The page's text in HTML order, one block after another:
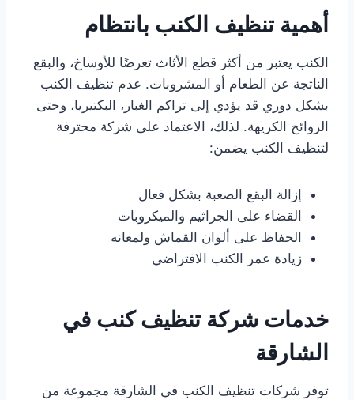
أهمية تنظيف الكنب بانتظام
الكنب يعتبر من أكثر قطع الأثاث تعرضًا للأوساخ، والبقع
الناتجة عن الطعام أو المشروبات. عدم تنظيف الكنب
بشكل دوري قد يؤدي إلى تراكم الغبار، البكتيريا، وحتى
الروائح الكريهة. لذلك، الاعتماد على شركة محترفة
لتنظيف الكنب يضمن:
إزالة البقع الصعبة بشكل فعال
القضاء على الجراثيم والميكروبات
الحفاظ على ألوان القماش ولمعانه
زيادة عمر الكنب الافتراضي
خدمات شركة تنظيف كنب في
الشارقة
توفر شركات تنظيف الكنب في الشارقة مجموعة من